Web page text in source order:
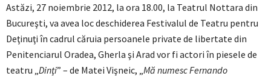
Astăzi, 27 noiembrie 2012, la ora 18.00, la Teatrul Nottara din
Bucureşti, va avea loc deschiderea Festivalul de Teatru pentru
Deţinuţi în cadrul căruia persoanele private de libertate din
Penitenciarul Oradea, Gherla şi Arad vor fi actori în piesele de
teatru „ Dinţi” – de Matei Vişneic, „ Mă numesc Fernando